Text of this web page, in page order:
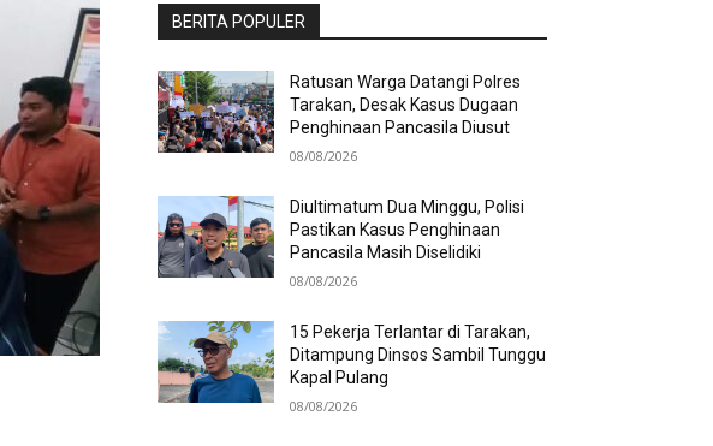
BERITA POPULER
Ratusan Warga Datangi Polres
Tarakan, Desak Kasus Dugaan
Penghinaan Pancasila Diusut
08/08/2026
Diultimatum Dua Minggu, Polisi
Pastikan Kasus Penghinaan
Pancasila Masih Diselidiki
08/08/2026
15 Pekerja Terlantar di Tarakan,
Ditampung Dinsos Sambil Tunggu
Kapal Pulang
08/08/2026